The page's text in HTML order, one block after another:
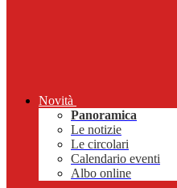
Novità
Panoramica
Le notizie
Le circolari
Calendario eventi
Albo online